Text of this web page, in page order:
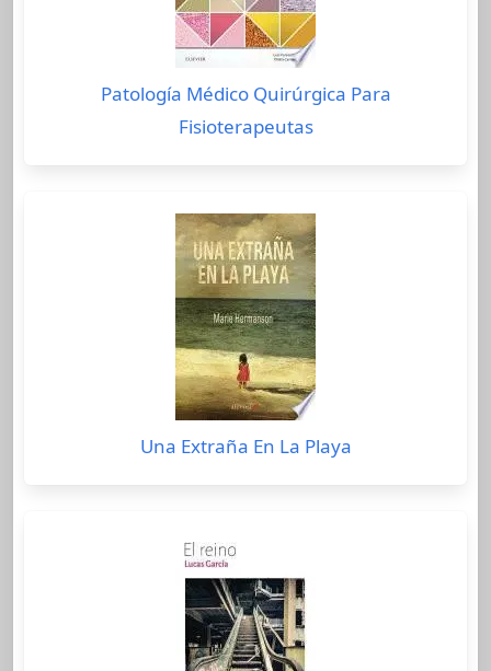
Patología Médico Quirúrgica Para
Fisioterapeutas
Una Extraña En La Playa